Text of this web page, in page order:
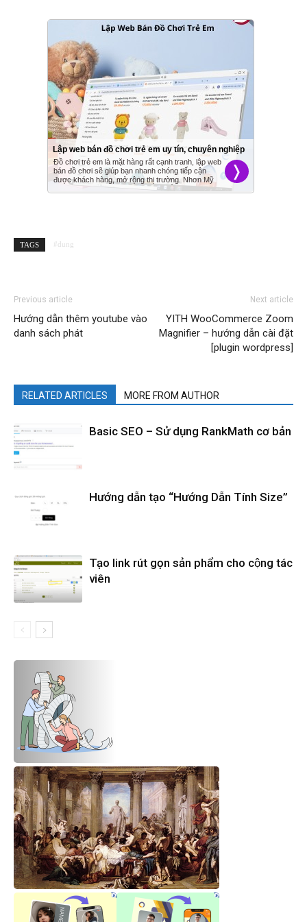
TAGS #dung
Previous article
Hướng dẫn thêm youtube vào
danh sách phát
Next article
YITH WooCommerce Zoom
Magnifier – hướng dẫn cài đặt
[plugin wordpress]
RELATED ARTICLES MORE FROM AUTHOR
Basic SEO – Sử dụng RankMath cơ bản
Hướng dẫn tạo “Hướng Dẫn Tính Size”
Tạo link rút gọn sản phẩm cho cộng tác
viên